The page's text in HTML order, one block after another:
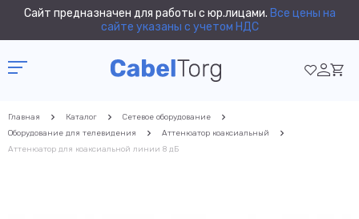
Сайт предназначен для работы с юр.лицами. Все цены на
сайте указаны с учетом НДС
Главная Каталог
Сетевое оборудование
Оборудование для телевидения
Аттенюатор коаксиальный
Аттенюатор для коаксиальной линии 8 дБ